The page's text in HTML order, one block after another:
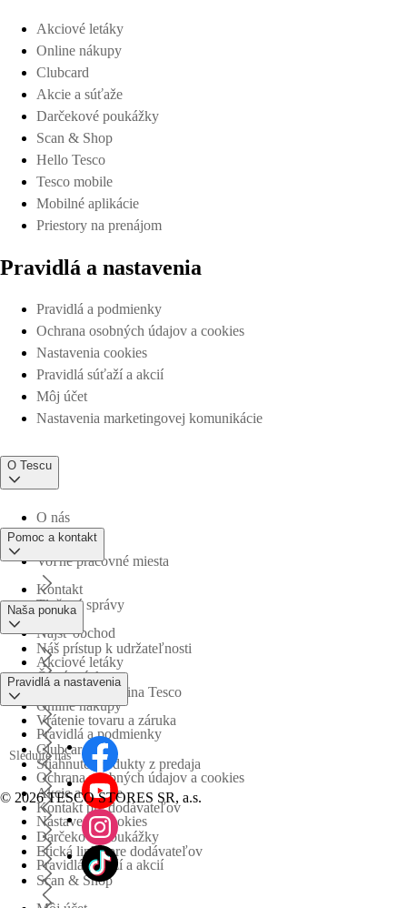
Akciové letáky
Online nákupy
Clubcard
Akcie a súťaže
Darčekové poukážky
Scan & Shop
Hello Tesco
Tesco mobile
Mobilné aplikácie
Priestory na prenájom
Pravidlá a nastavenia
Pravidlá a podmienky
Ochrana osobných údajov a cookies
Nastavenia cookies
Pravidlá súťaží a akcií
Môj účet
Nastavenia marketingovej komunikácie
O Tescu
O nás
Voľné pracovné miesta
Tlačové správy
Náš prístup k udržateľnosti
Obchodná skupina Tesco
Pomoc a kontakt
Kontakt
Nájsť obchod
Časté otázky
Vrátenie tovaru a záruka
Stiahnuté produkty z predaja
Kontakt pre dodávateľov
Etická linka pre dodávateľov
Naša ponuka
Akciové letáky
Online nákupy
Clubcard
Akcie a súťaže
Darčekové poukážky
Scan & Shop
Pravidlá a nastavenia
Pravidlá a podmienky
Ochrana osobných údajov a cookies
Nastavenia cookies
Pravidlá súťaží a akcií
Sledujte nás
© 2026 TESCO STORES SR, a.s.